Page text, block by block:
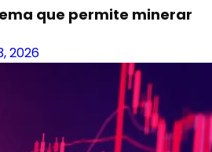
que permite minerar
2026